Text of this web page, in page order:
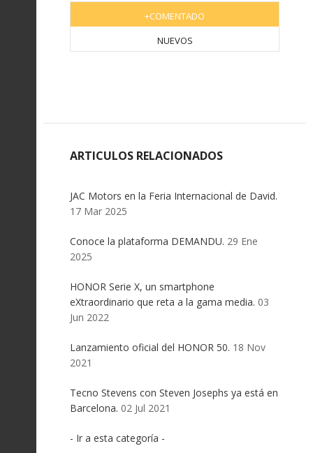
+COMENTADO
NUEVOS
ARTICULOS RELACIONADOS
JAC Motors en la Feria Internacional de David.
17 Mar 2025
Conoce la plataforma DEMANDU. 29 Ene
2025
HONOR Serie X, un smartphone
eXtraordinario que reta a la gama media. 03
Jun 2022
Lanzamiento oficial del HONOR 50. 18 Nov
2021
Tecno Stevens con Steven Josephs ya está en
Barcelona. 02 Jul 2021
- Ir a esta categoría -